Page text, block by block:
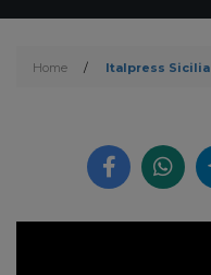
Home / Italpress Sicilia